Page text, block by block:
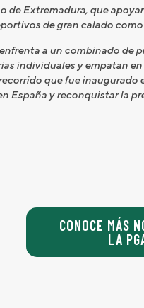
de Extremadura, que
de gran calado como
a un combinado de
individuales y empatan
que fue
España y reconquistar la
CONOCE MÁS
LA